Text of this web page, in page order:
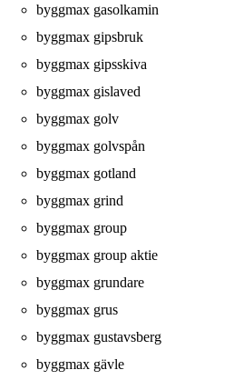
byggmax gasolkamin
byggmax gipsbruk
byggmax gipsskiva
byggmax gislaved
byggmax golv
byggmax golvspån
byggmax gotland
byggmax grind
byggmax group
byggmax group aktie
byggmax grundare
byggmax grus
byggmax gustavsberg
byggmax gävle